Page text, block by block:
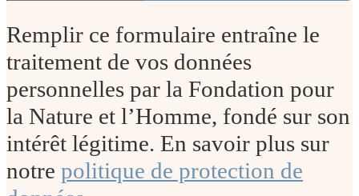
Remplir ce formulaire entraîne le
traitement de vos données
personnelles par la Fondation pour
la Nature et l’Homme, fondé sur son
intérêt légitime. En savoir plus sur
notre politique de protection de